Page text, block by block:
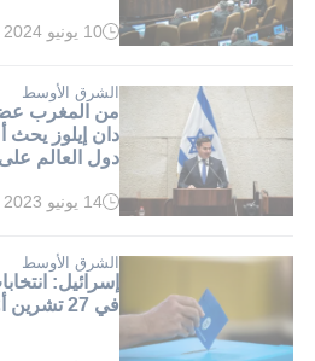
وقت
دقيقة.
10 يونيو 2024
الشرق الأوسط
من المغرب
دان إيلوز
دول العالم على
وقت
دقيقة.
14 يونيو 2023
الشرق الأوسط
في 27 تشرين أوّل 2026